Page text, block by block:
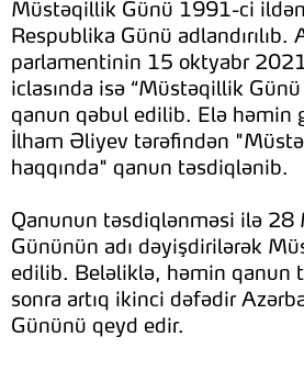
Müstəqillik Günü 1991-ci
Respublika Günü adlandırılıb.
parlamentinin 15 oktyabr
iclasında isə “Müstəqillik Günü
qanun qəbul edilib. Elə həmin
İlham Əliyev tərəfindən
haqqında" qanun təsdiqlənib.
Qanunun təsdiqlənməsi ilə 28
Gününün adı dəyişdirilərək
edilib. Beləliklə, həmin qanun
sonra artıq ikinci dəfədir
Gününü qeyd edir.